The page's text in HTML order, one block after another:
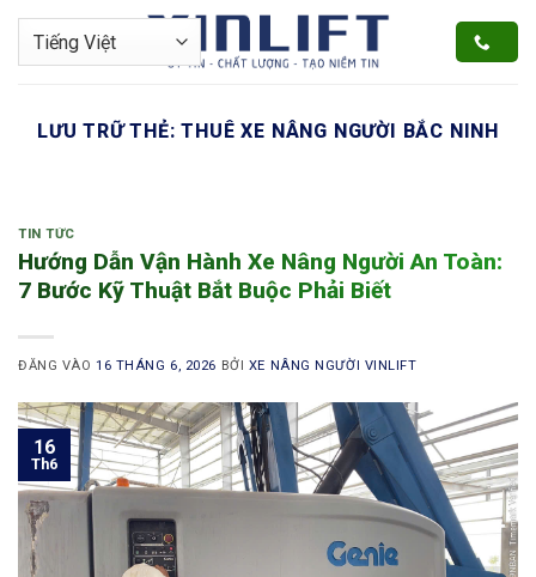
Bỏ
nội
LƯU TRỮ THẺ:THUÊ XE NÂNG NGƯỜI BẮC NINH
TIN TỨC
Hướng Dẫn Vận Hành Xe Nâng Người An Toàn:
7 Bước Kỹ Thuật Bắt Buộc Phải Biết
ĐĂNG VÀO16 THÁNG 6, 2026 BỞI XE NÂNG NGƯỜI VINLIFT
16
Th6